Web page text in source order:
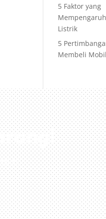
5 Faktor yang
Listrik
5
Membeli